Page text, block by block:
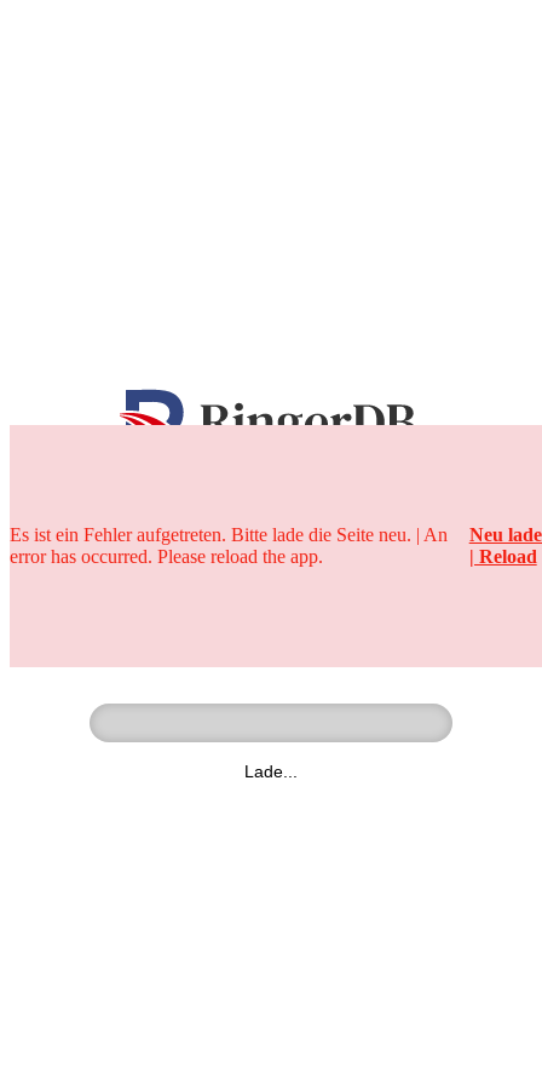
25 Jahre
Lade...
Es ist ein Fehler aufgetreten. Bitte lade die Seite neu. | An
error has occurred. Please reload the app.
Neu
| Reload